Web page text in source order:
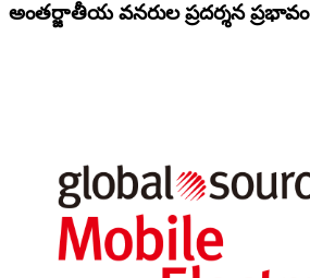
అంతర్జాతీయ వనరుల ప్రదర్శన ప్రభావం